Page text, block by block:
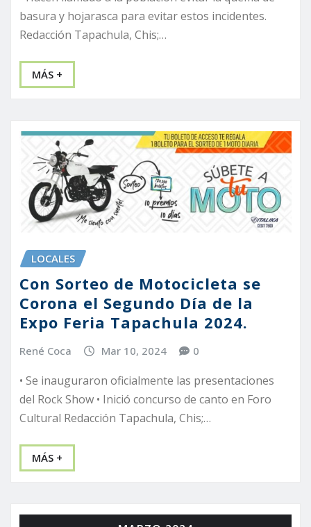
basura y hojarasca para evitar estos incidentes.
Redacción Tapachula, Chis;…
MÁS +
LOCALES
Con Sorteo de Motocicleta se
Corona el Segundo Día de la
Expo Feria Tapachula 2024.
René Coca Mar 10, 2024 0
• Se inauguraron oficialmente las presentaciones
del Rock Show • Inició concurso de canto en Foro
Cultural Redacción Tapachula, Chis;…
MÁS +